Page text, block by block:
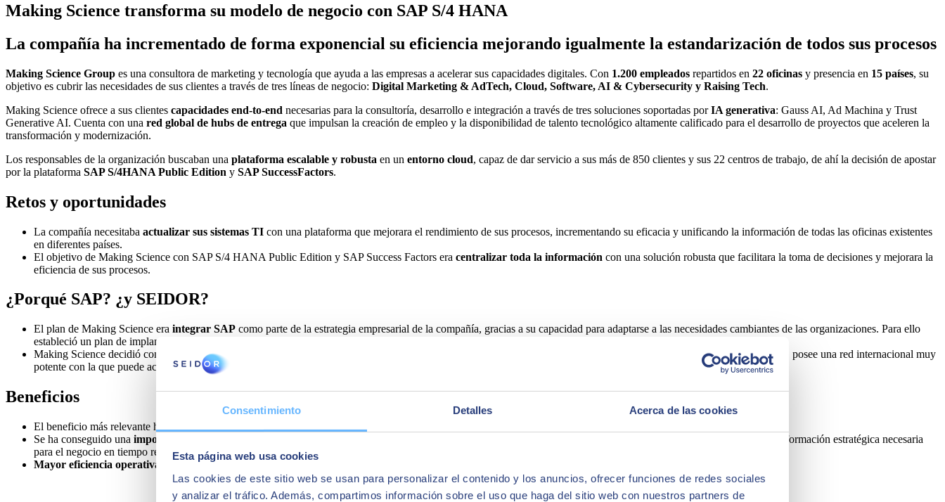
Consentimiento Detalles Acerca de las cookies
Esta página web usa cookies
Las cookies de este sitio web se usan para personalizar el contenido y los anuncios, ofrecer funciones de redes sociales
y analizar el tráfico. Además, compartimos información sobre el uso que haga del sitio web con nuestros partners de
Making Science transforma su modelo de negocio con SAP S/4 HANA
La compañía ha incrementado de forma exponencial su eficiencia mejorando igualmente la estandarización de todos sus procesos
Making Science Group es una consultora de marketing y tecnología que ayuda a las empresas a acelerar sus capacidades digitales. Con 1.200 empleados repartidos en 22 oficinas y presencia en 15 países, su
objetivo es cubrir las necesidades de sus clientes a través de tres líneas de negocio: Digital Marketing & AdTech, Cloud, Software, AI & Cybersecurity y Raising Tech.
Making Science ofrece a sus clientes capacidades end-to-end necesarias para la consultoría, desarrollo e integración a través de tres soluciones soportadas porIA generativa: Gauss AI, Ad Machina y Trust
Generative AI. Cuenta con una red global de hubs de entrega que impulsan la creación de empleo y la disponibilidad de talento tecnológico altamente calificado para el desarrollo de proyectos que aceleren la
transformación y modernización.
Los responsables de la organización buscaban una plataforma escalable y robusta en un entorno cloud, capaz de dar servicio a sus más de 850 clientes y sus 22 centros de trabajo, de ahí la decisión de apostar
por la plataforma SAP S/4HANA Public Edition y SAP SuccessFactors.
Retos y oportunidades
La compañía necesitaba actualizar sus sistemas TI con una plataforma que mejorara el rendimiento de sus procesos, incrementando su eficacia y unificando la información de todas las oficinas existentes
en diferentes países.
El objetivo de Making Science con SAP S/4 HANA Public Edition y SAP Success Factors era centralizar toda la información con una solución robusta que facilitara la toma de decisiones y mejorara la
eficiencia de sus procesos.
¿Porqué SAP? ¿y SEIDOR?
El plan de Making Science era integrar SAP como parte de la estrategia empresarial de la compañía, gracias a su capacidad para adaptarse a las necesidades cambiantes de las organizaciones. Para ello
estableció un plan de implantación, conjuntamente con SEIDOR en Italia, Francia, Reino Unido, Estados Unidos e Irlanda.
Making Science decidió confiar en
SEIDOR como partner tecnológico
para este proyecto porque, además de ser líder en España en la implantación de ecosistemas SAP, posee una red internacional muy
potente con la que puede acompañar en la implantación de la solución en todos los países en los que la compañía está presente.
Beneficios
El beneficio más relevante ha sido la
Se ha conseguido una importante reducción de las tareas repetitivas
a través de su automatización y la disponibilidad, para todos los niveles de la organización de la información estratégica necesaria
para el negocio en tiempo real.
Mayor eficiencia operativa
y aumento en la productividad.